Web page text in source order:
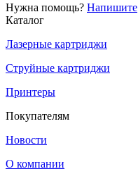
Нужна помощь? Напишите
Каталог
Лазерные картриджи
Струйные картриджи
Принтеры
Покупателям
Новости
О компании